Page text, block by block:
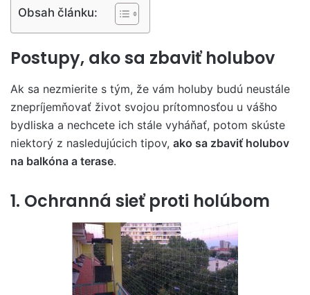
Obsah článku:
Postupy, ako sa zbaviť holubov
Ak sa nezmierite s tým, že vám holuby budú neustále
znepríjemňovať život svojou prítomnosťou u vášho
bydliska a nechcete ich stále vyháňať, potom skúste
niektorý z nasledujúcich tipov, ako sa zbaviť holubov
na balkóna a terase.
1. Ochranná sieť proti holúbom